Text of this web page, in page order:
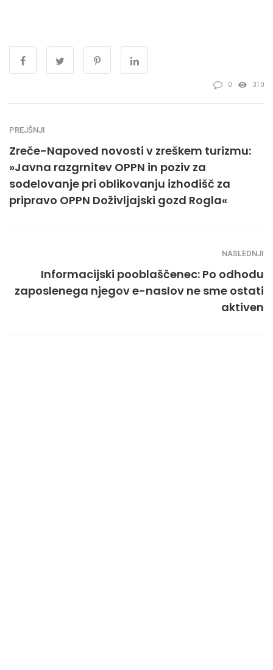
0 310
PREJŠNJI
Zreče-Napoved novosti v zreškem turizmu:
»Javna razgrnitev OPPN in poziv za
sodelovanje pri oblikovanju izhodišč za
pripravo OPPN Doživljajski gozd Rogla«
NASLEDNJI
Informacijski pooblaščenec: Po odhodu
zaposlenega njegov e-naslov ne sme ostati
aktiven